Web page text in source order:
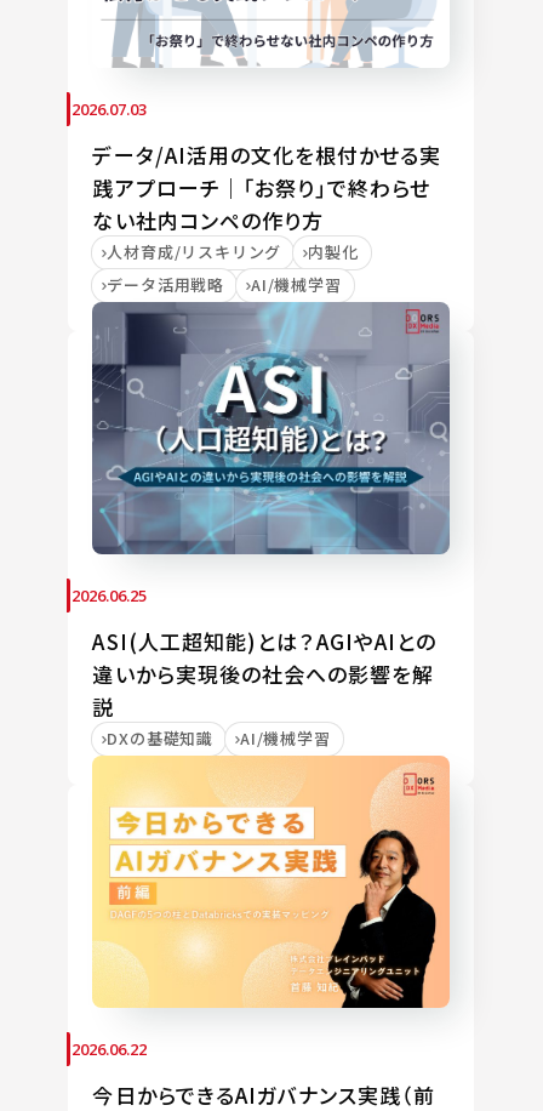
2026.07.03
データ/AI活用の文化を根付かせる実
践アプローチ｜「お祭り」で終わらせ
ない社内コンペの作り方
人材育成/リスキリング
内製化
データ活用戦略
AI/機械学習
2026.06.25
ASI(人工超知能)とは？AGIやAIとの
違いから実現後の社会への影響を解
説
DXの基礎知識 AI/機械学習
2026.06.22
今日からできるAIガバナンス実践（前